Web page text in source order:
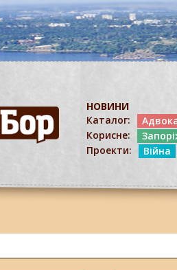
НОВИНИ
Каталог:
Корисне:
Проекти:
Війна